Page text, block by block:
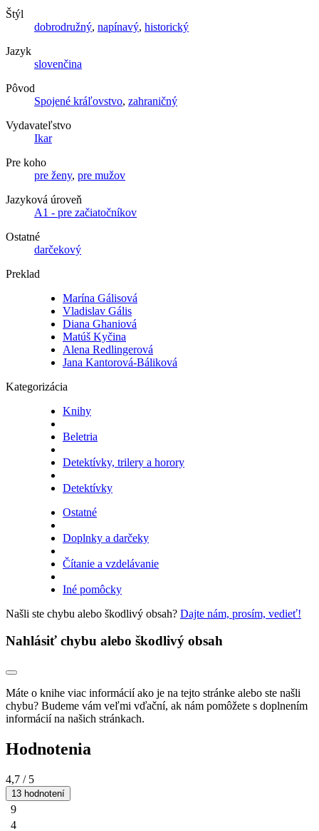
Štýl
dobrodružný, napínavý, historický
Jazyk
slovenčina
Pôvod
Spojené kráľovstvo, zahraničný
Vydavateľstvo
Ikar
Pre koho
pre ženy, pre mužov
Jazyková úroveň
A1 - pre začiatočníkov
Ostatné
darčekový
Preklad
Marína Gálisová
Vladislav Gális
Diana Ghaniová
Matúš Kyčina
Alena Redlingerová
Jana Kantorová-Báliková
Kategorizácia
Knihy
Beletria
Detektívky, trilery a horory
Detektívky
Ostatné
Doplnky a darčeky
Čítanie a vzdelávanie
Iné pomôcky
Našli ste chybu alebo škodlivý obsah? Dajte nám, prosím, vedieť!
Nahlásiť chybu alebo škodlivý obsah
Máte o knihe viac informácií ako je na tejto stránke alebo ste našli
chybu? Budeme vám veľmi vďační, ak nám pomôžete s doplnením
informácií na našich stránkach.
Hodnotenia
4,7 / 5
13 hodnotení
9
4